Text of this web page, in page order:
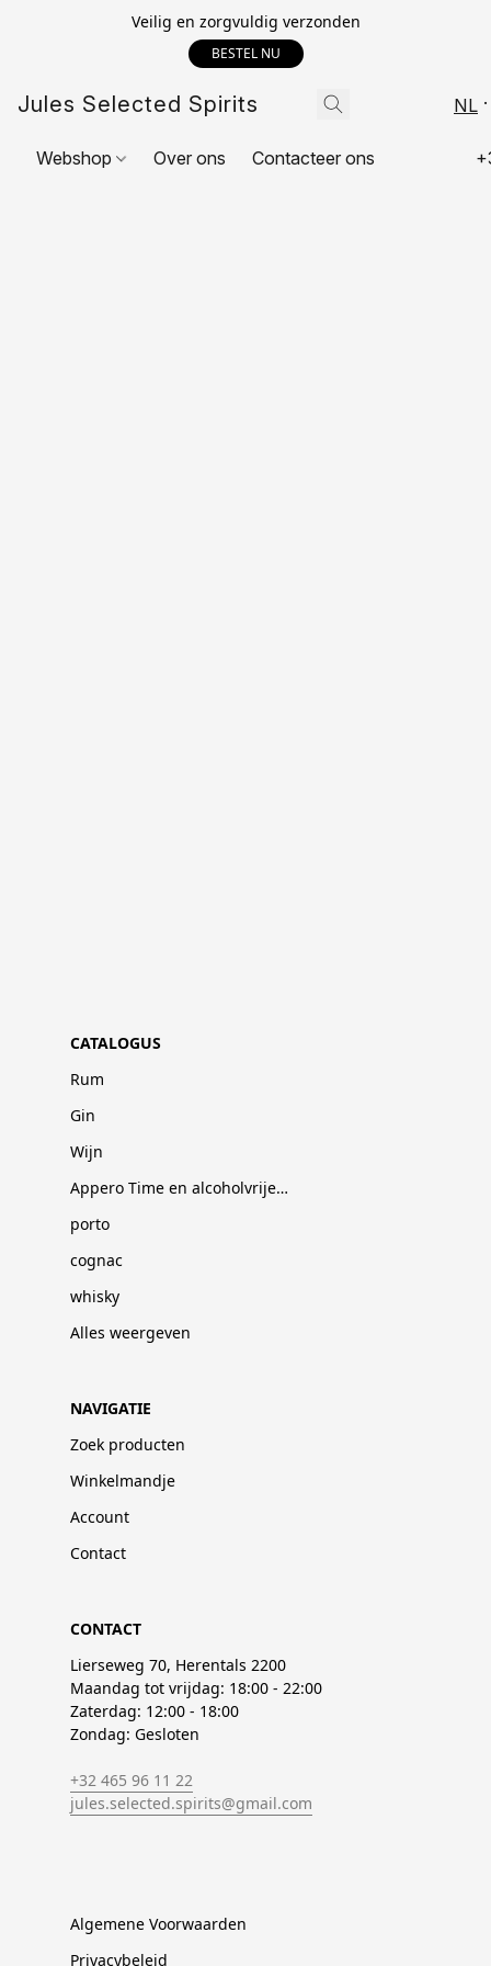
Veilig en zorgvuldig verzonden
BESTEL NU
Jules Selected Spirits NL
Webshop Over ons Contacteer ons
CATALOGUS
Rum
Gin
Wijn
Appero Time en alcoholvrije dranken
porto
cognac
whisky
Alles weergeven
NAVIGATIE
Zoek producten
Winkelmandje
Account
Contact
CONTACT
Lierseweg 70, Herentals 2200
Maandag tot vrijdag: 18:00 - 22:00
Zaterdag: 12:00 - 18:00
Zondag: Gesloten
+32 465 96 11 22
jules.selected.spirits@gmail.com
Algemene Voorwaarden
Privacybeleid